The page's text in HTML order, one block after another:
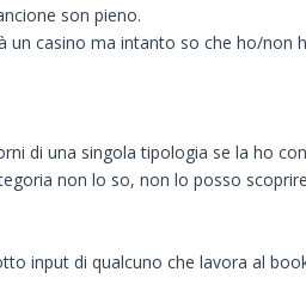
son pieno.
un casino ma intanto so che ho/non
di una singola tipologia se la ho
non lo so, non lo posso
input di qualcuno che lavora al